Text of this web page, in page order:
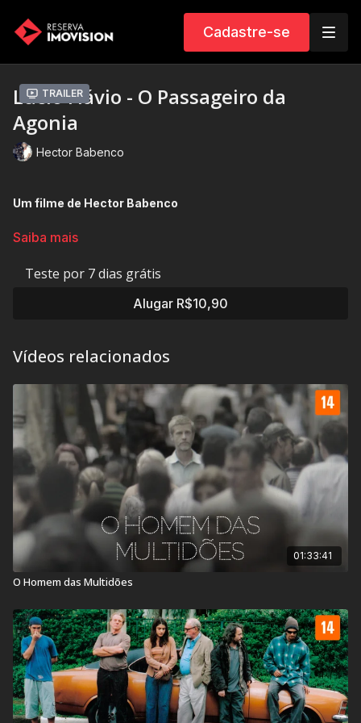
Cadastre-se
Trailer
Lúcio Flávio - O Passageiro da
Agonia
Hector Babenco
Um filme de Hector Babenco
Na década de 1970, o assaltante de bancos Lúcio Flávio
espetaculares. Pouco antes de morrer, ele revela a um
repórter detalhes sobre o envolvimento da polícia com o
- Considerado como um dos 100 melhores filmes
brasileiros de todos os tempos, este violento filme de
Internacional de Cinema de São Paulo.
Classificação Indicativa: 16 anos
Contém: Conteúdo Sexual e Violência
Título Original:Lúcio Flávio, o Passageiro da Agonia
Duração:
Ano de lançamento: 1977
País:Brasil
Saiba mais
Teste por 7 dias grátis
Alugar R$10,90
Vídeos relacionados
01:33:41
O Homem das Multidões